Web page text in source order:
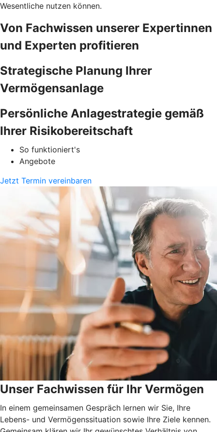
Wesentliche nutzen können.
Von Fachwissen unserer Expertinnen
und Experten profitieren
Strategische Planung Ihrer
Vermögensanlage
Persönliche Anlagestrategie gemäß
Ihrer Risikobereitschaft
So funktioniert's
Angebote
Jetzt Termin vereinbaren
Unser Fachwissen für Ihr Vermögen
In einem gemeinsamen Gespräch lernen wir Sie, Ihre
Lebens- und Vermögenssituation sowie Ihre Ziele kennen.